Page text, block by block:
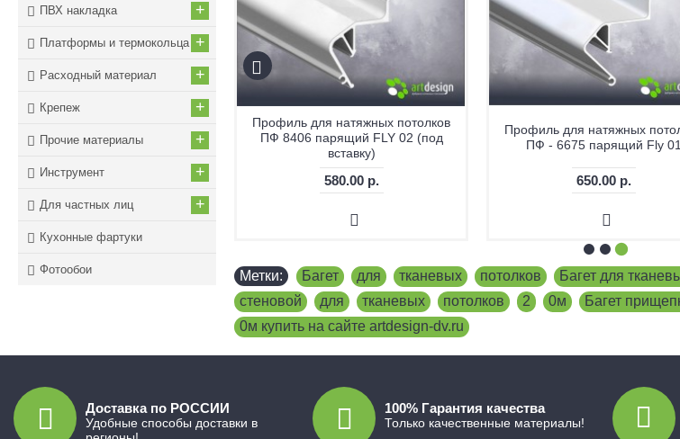
ПВХ накладка +
Платформы и термокольца +
Расходный материал +
Крепеж +
Прочие материалы +
Инструмент +
Для частных лиц +
Кухонные фартуки
Фотообои
Профиль для натяжных потолков
- 6675 парящий Fly 01 черный
700.00 р.
Профиль для натяжных потолков
ПФ 8406 парящий FLY 02 (под
вставку)
580.00 р.
Профиль для натяжных
ПФ - 6675 парящий Fly 01
650.00 р.
Метки: Багет для тканевых потолков Багет для
стеновой
для тканевых потолков 2 0м Багет
0м купить на сайте artdesign-dv.ru
Доставка по РОССИИ
Удобные способы доставки в
100% Гарантия качества
Только качественные материалы!